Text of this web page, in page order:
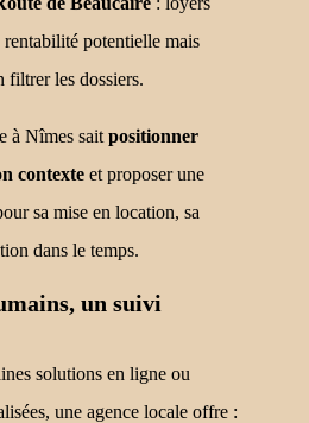
rentabilité potentielle mais
filtrer les dossiers.
à Nîmes sait positionner
contexte et proposer une
sa mise en location, sa
dans le temps.
un suivi
solutions en ligne ou
une agence locale offre :